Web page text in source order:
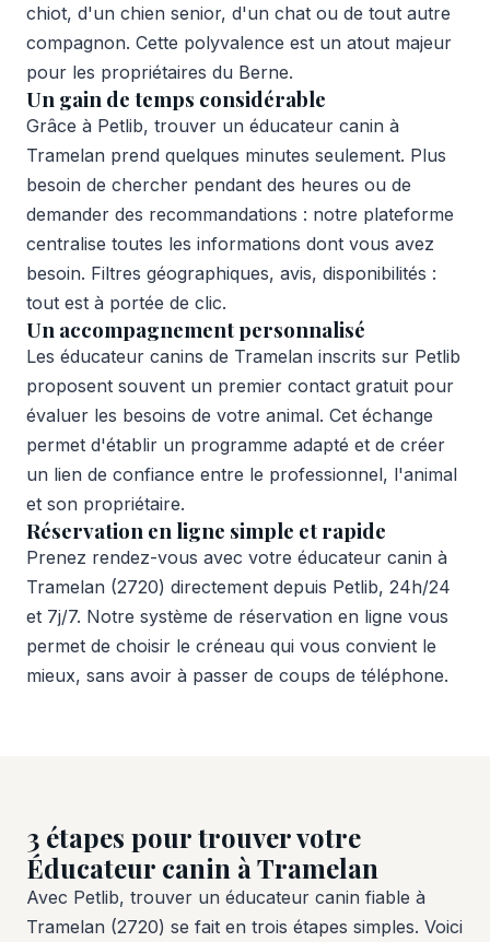
chiot, d'un chien senior, d'un chat ou de tout autre
compagnon. Cette polyvalence est un atout majeur
pour les propriétaires du Berne.
Un gain de temps considérable
Grâce à Petlib, trouver un éducateur canin à
Tramelan prend quelques minutes seulement. Plus
besoin de chercher pendant des heures ou de
demander des recommandations : notre plateforme
centralise toutes les informations dont vous avez
besoin. Filtres géographiques, avis, disponibilités :
tout est à portée de clic.
Un accompagnement personnalisé
Les éducateur canins de Tramelan inscrits sur Petlib
proposent souvent un premier contact gratuit pour
évaluer les besoins de votre animal. Cet échange
permet d'établir un programme adapté et de créer
un lien de confiance entre le professionnel, l'animal
et son propriétaire.
Réservation en ligne simple et rapide
Prenez rendez-vous avec votre éducateur canin à
Tramelan (2720) directement depuis Petlib, 24h/24
et 7j/7. Notre système de réservation en ligne vous
permet de choisir le créneau qui vous convient le
mieux, sans avoir à passer de coups de téléphone.
3 étapes pour trouver votre
Éducateur canin à Tramelan
Avec Petlib, trouver un éducateur canin fiable à
Tramelan (2720) se fait en trois étapes simples. Voici